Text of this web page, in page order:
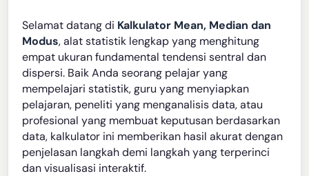
Selamat datang di Kalkulator Mean, Median dan
Modus, alat statistik lengkap yang menghitung
empat ukuran fundamental tendensi sentral dan
dispersi. Baik Anda seorang pelajar yang
mempelajari statistik, guru yang menyiapkan
pelajaran, peneliti yang menganalisis data, atau
profesional yang membuat keputusan berdasarkan
data, kalkulator ini memberikan hasil akurat dengan
penjelasan langkah demi langkah yang terperinci
dan visualisasi interaktif.